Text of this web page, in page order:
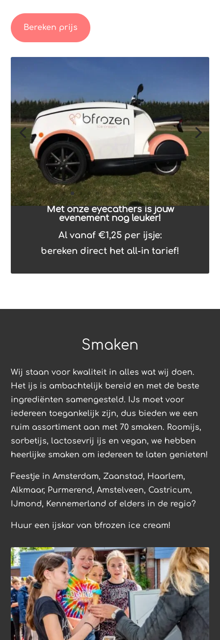
Bereken prijs
Met onze eyecathers is jouw
evenement nog leuker!
Al vanaf €1,25 per ijsje:
bereken direct het all-in tarief!
Smaken
Wij staan voor kwaliteit in alles wat wij doen.
Het ijs is ambachtelijk bereid en met de beste
ingrediënten samengesteld. IJs moet voor
iedereen toegankelijk zijn, dus bieden we een
ruim assortiment aan met 70 smaken. Roomijs,
sorbetijs, lactosevrij ijs en vegan, we hebben
heerlijke smaken om iedereen te laten genieten!
Feestje in Amsterdam, Zaanstad, Haarlem,
Alkmaar, Purmerend, Amstelveen, Castricum,
IJmond, Kennemerland of elders in de regio?
Huur een ijskar van bfrozen ice cream!